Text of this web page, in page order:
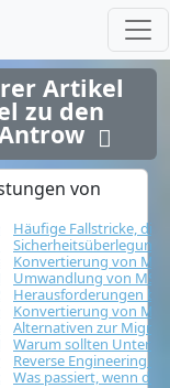
Artikel
zu den
von
WebMS-Access ins
Häufige Fallstricke, die
Access ins Internet
von MS-
Migrationsprojekts
von MS-Access ins
Konvertierung von MS-
Webformulare
Access-Makros in Web-
Umwandlung von MS-
für
Access für den
Herausforderungen
Access zu Web
bei der
Konvertierung von MS-
Abfragenfür die MS-
Alternativen zur
Access-Abfragen in
Warum sollten
von MS-
Reverse Engineering
in Cloud-
Daten aus einer
Was passiert, wenn die